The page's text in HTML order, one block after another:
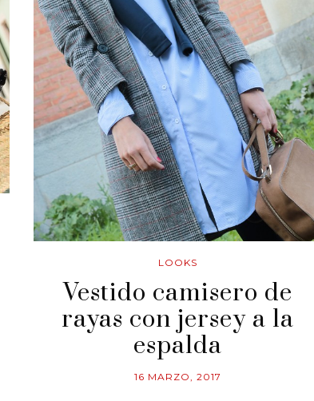
LOOKS
Vestido camisero de
rayas con jersey a la
espalda
16 MARZO, 2017